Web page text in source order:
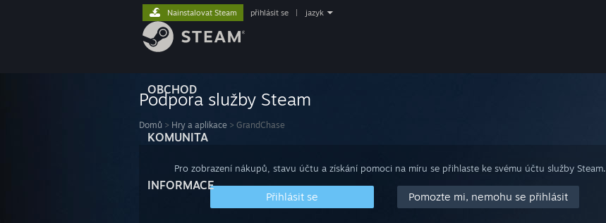
OBCHOD
KOMUNITA
INFORMACE
Nainstalovat Steam přihlásit se jazyk
Podpora služby Steam
Domů > Hry a aplikace > GrandChase
Pro zobrazení nákupů, stavu účtu a získání pomoci na míru se přihlaste ke svému účtu služby Steam.
Přihlásit se Pomozte mi, nemohu se přihlásit